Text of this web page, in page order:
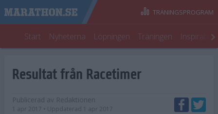
Start Nyheterna Löpningen Träningen
TRÄNINGSPROGRAM
Resultat från Racetimer
Publicerad av Redaktionen
1 apr 2017 • Uppdaterad 1 apr 2017